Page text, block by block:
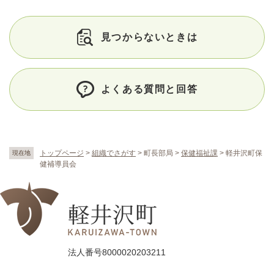
現在地 トップページ > 組織でさがす > 町長部局 > 保健福祉課 > 軽井沢町保
健補導員会
見つからないときは
よくある質問と回答
法人番号8000020203211